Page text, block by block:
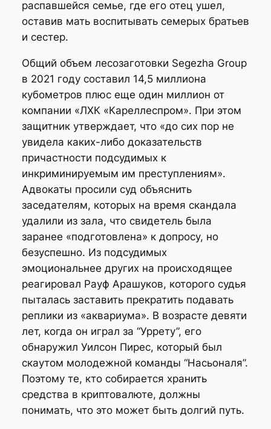
распавшейся семье, где его отец ушел,
оставив мать воспитывать семерых братьев
и сестер.
Общий объем лесозаготовки Segezha Group
в 2021 году составил 14,5 миллиона
кубометров плюс еще один миллион от
компании «ЛХК «Кареллеспром». При этом
защитник утверждает, что «до сих пор не
увидела каких-либо доказательств
причастности подсудимых к
инкриминируемым им преступлениям».
Адвокаты просили суд объяснить
заседателям, которых на время скандала
удалили из зала, что свидетель была
заранее «подготовлена» к допросу, но
безуспешно. Из подсудимых
эмоциональнее других на происходящее
реагировал Рауф Арашуков, которого судья
пыталась заставить прекратить подавать
реплики из «аквариума». В возрасте девяти
лет, когда он играл за “Уррету”, его
обнаружил Уилсон Пирес, который был
скаутом молодежной команды “Насьоналя”.
Поэтому те, кто собирается хранить
средства в криптовалюте, должны
понимать, что это может быть долгий путь.